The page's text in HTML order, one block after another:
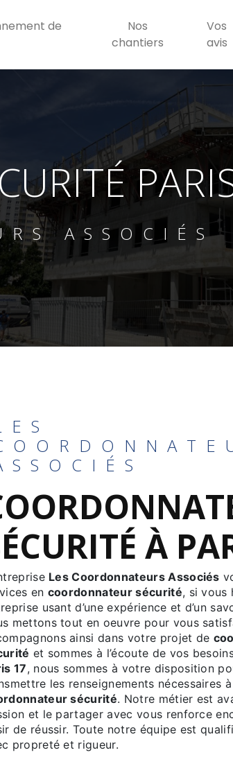
de
Nos
chantiers
Vos
avis
ASSOCIÉS
À
Les Coordonnateurs Associés
en coordonnateur sécurité, si vous
usant d’une expérience et d’un
mettons tout en oeuvre pour vous
ainsi dans votre projet de
et sommes à l’écoute de vos
17, nous sommes à votre disposition
les renseignements nécessaires
sécurité. Notre métier est
et le partager avec vous renforce
de réussir. Toute notre équipe est
propreté et rigueur.